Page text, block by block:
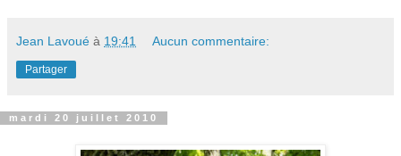
Jean Lavoué à 19:41 Aucun commentaire:
Partager
mardi 20 juillet 2010